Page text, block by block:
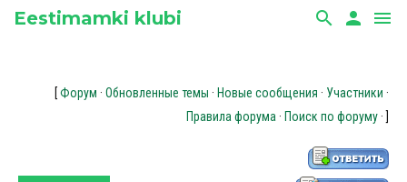
Eestimamki klubi search person menu
[Форум · Обновленные темы · Новые сообщения · Участники ·
Правила форума · Поиск по форуму · ]